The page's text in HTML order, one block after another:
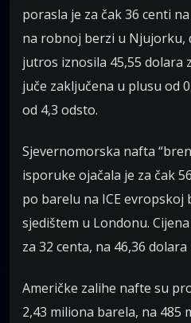
porasla je za čak 36 centi
na robnoj berzi u Njujorku,
jutros iznosila 45,55 dolara
juče zaključena u plusu od
od 4,3 odsto.
Sjevernomorska nafta
isporuke ojačala je za čak
po barelu na ICE evropskoj
sjedištem u Londonu.
za 32 centa, na 46,36 dolara
Američke zalihe nafte su
2,43 miliona barela, na 485